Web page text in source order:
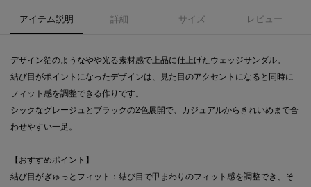
アイテム説明 詳細 サイズ レビュー
デザイン箔のようなやや光る素材感で上品に仕上げたウェッジサンダル。
結び目がポイントになったデザインは、見た目のアクセントになると同時に
フィット感を調整できる作りです。
シックなグレージュとブラックの2色展開で、カジュアルからきれいめまで合
わせやすい一足。
【おすすめポイント】
結び目がぎゅっとフィット：結び目で甲まわりのフィット感を調整でき、そ